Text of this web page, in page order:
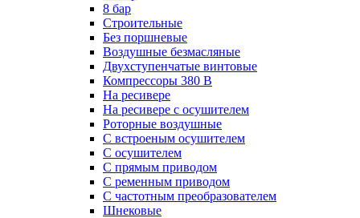
8 бар
Cтроительные
Без поршневые
Воздушные безмасляные
Двухступенчатые винтовые
Компрессоры 380 В
На ресивере
На ресивере с осушителем
Роторные воздушные
С встроеным осушителем
С осушителем
С прямым приводом
С ременным приводом
С частотным преобразователем
Шнековые